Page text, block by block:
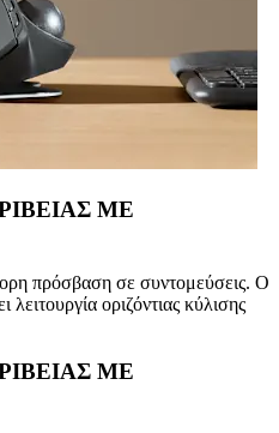
ΜΕ
πρόσβαση σε συντομεύσεις. Ο
λειτουργία οριζόντιας κύλισης
ΜΕ